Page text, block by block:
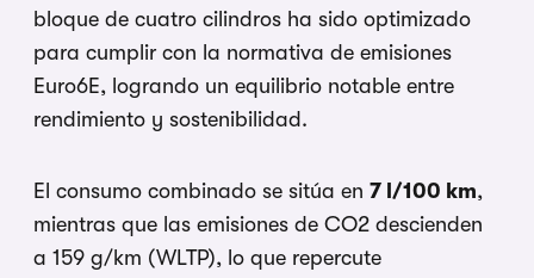
bloque de cuatro cilindros ha sido optimizado
para cumplir con la normativa de emisiones
Euro6E, logrando un equilibrio notable entre
rendimiento y sostenibilidad.
El consumo combinado se sitúa en 7 l/100 km,
mientras que las emisiones de CO2 descienden
a 159 g/km (WLTP), lo que repercute